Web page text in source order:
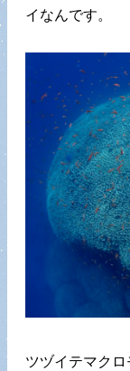
イなんです。
ツヅイテマクロ